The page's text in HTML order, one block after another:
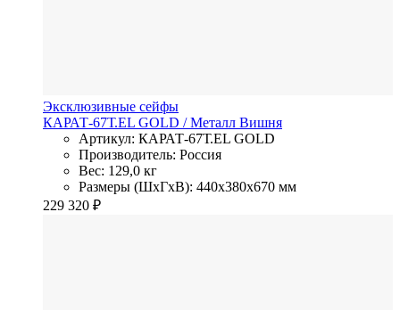
Эксклюзивные сейфы
КАРАТ-67Т.EL GOLD / Металл Вишня
Артикул: КАРАТ-67Т.EL GOLD
Производитель: Россия
Вес: 129,0 кг
Размеры (ШхГхВ): 440x380x670 мм
229 320 ₽